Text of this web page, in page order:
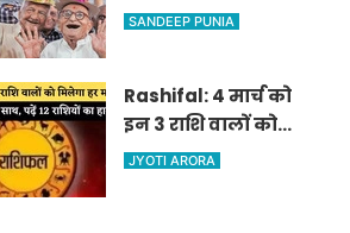
लाख की वार्षिक आय
सीएम मनोहर लाल का
ऐलान
SANDEEP PUNIA
Rashifal: 4 मार्च को
इन 3 राशि वालों को
मिलेगा हर मामले में
JYOTI ARORA